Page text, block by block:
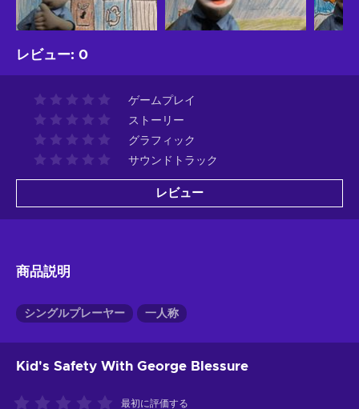
レビュー: 0
ゲームプレイ
ストーリー
グラフィック
サウンドトラック
レビュー
商品説明
シングルプレーヤー 一人称
Kid's Safety With George Blessure
最初に評価する